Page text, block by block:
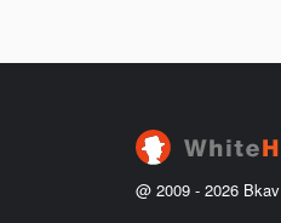
@ 2009 - 2026